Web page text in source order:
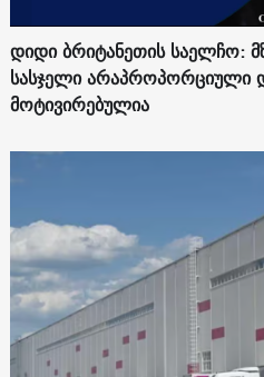
დიდი ბრიტანეთის საელჩო:
სასჯელი არაპროპორციული
მოტივირებულია